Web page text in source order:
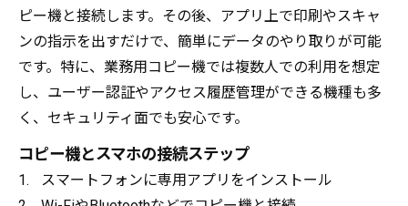
ピー機と接続します。その後、アプリ上で印刷やスキャ
ンの指示を出すだけで、簡単にデータのやり取りが可能
です。特に、業務用コピー機では複数人での利用を想定
し、ユーザー認証やアクセス履歴管理ができる機種も多
く、セキュリティ面でも安心です。
コピー機とスマホの接続ステップ
スマートフォンに専用アプリをインストール